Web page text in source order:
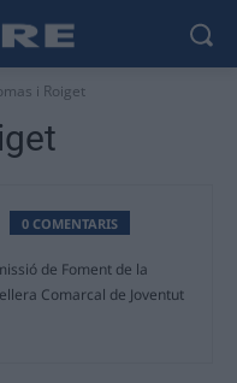
i Roiget
0 COMENTARIS
de Foment de la
Comarcal de Joventut